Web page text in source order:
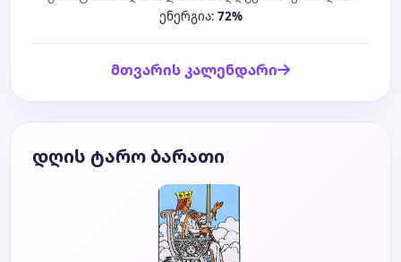
ენერგია: 72%
მთვარის კალენდარი
დღის ტარო ბარათი